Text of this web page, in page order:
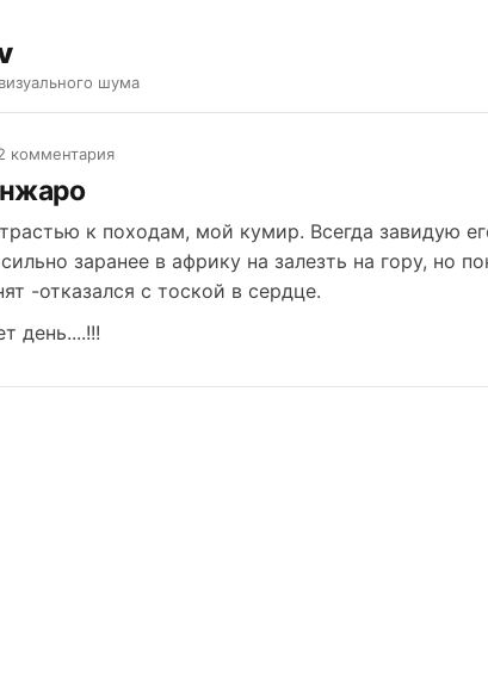
шума
комментария
к походам, мой кумир. Всегда завидую
заранее в африку на залезть на гору, но
-отказался с тоской в сердце.
день....!!!